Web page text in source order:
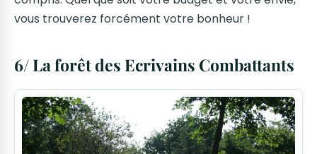
vous trouverez forcément votre bonheur !
6/ La forêt des Ecrivains Combattants